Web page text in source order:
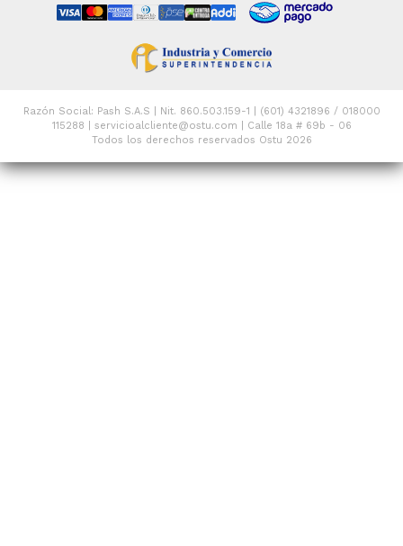
Razón Social: Pash S.A.S | Nit. 860.503.159-1 | (601) 4321896 / 018000
115288 | servicioalcliente@ostu.com | Calle 18a # 69b - 06
Todos los derechos reservados Ostu 2026